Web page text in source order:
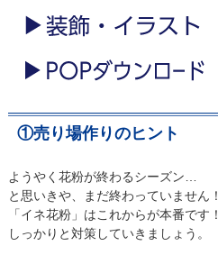
①売り場作りのヒント
ようやく花粉が終わるシーズン…
と思いきや、まだ終わっていません！
「イネ花粉」はこれからが本番です！
しっかりと対策していきましょう。